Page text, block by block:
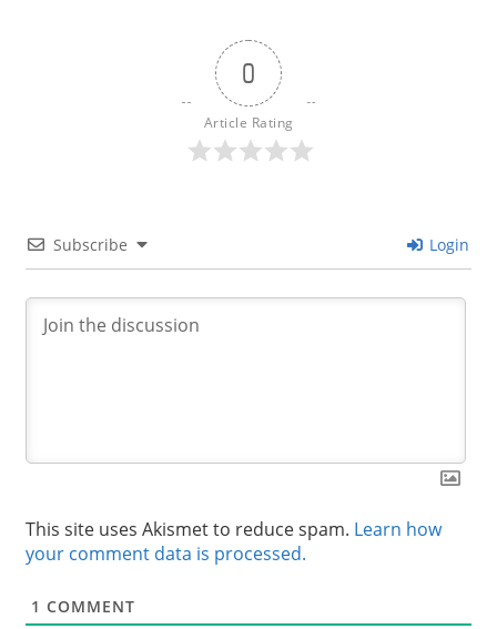
0
Article Rating
Subscribe Login
This site uses Akismet to reduce spam. Learn how
your comment data is processed.
1 COMMENT